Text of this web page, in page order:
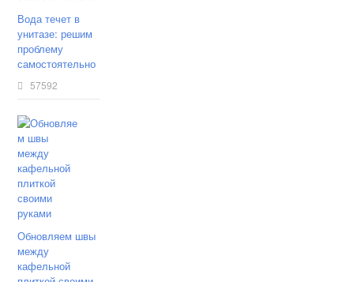
Вода течет в
унитазе: решим
проблему
самостоятельно
57592
Обновляем швы
между
кафельной